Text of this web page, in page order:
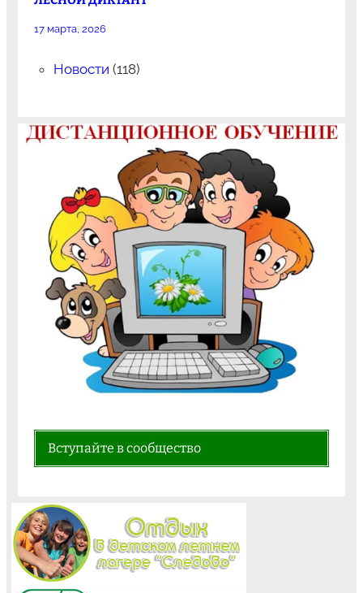
17 марта, 2026
Новости (118)
Вступайте в сообщество